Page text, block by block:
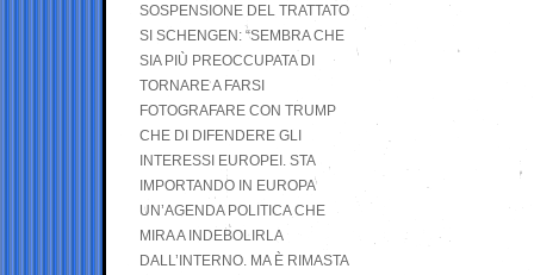
SOSPENSIONE DEL TRATTATO
SI SCHENGEN: “SEMBRA CHE
SIA PIÙ PREOCCUPATA DI
TORNARE A FARSI
FOTOGRAFARE CON TRUMP
CHE DI DIFENDERE GLI
INTERESSI EUROPEI. STA
IMPORTANDO IN EUROPA
UN’AGENDA POLITICA CHE
MIRA A INDEBOLIRLA
DALL’INTERNO. MA È RIMASTA